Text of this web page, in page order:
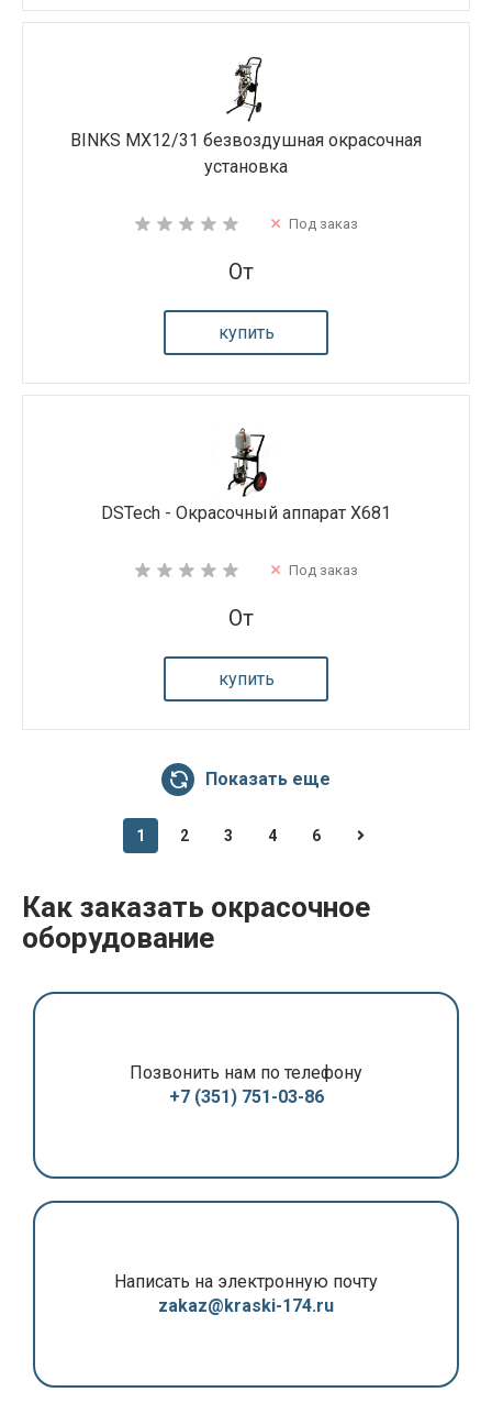
BINKS MX12/31 безвоздушная окрасочная
установка
Под заказ
От
купить
DSTech - Окрасочный аппарат X681
Под заказ
От
купить
Показать еще
1 2 3 4 6
Как заказать окрасочное
оборудование
Позвонить нам по телефону
+7 (351) 751-03-86
Написать на электронную почту
zakaz@kraski-174.ru